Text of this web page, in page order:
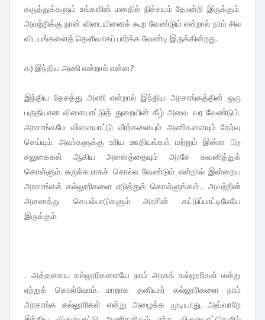
கருத்துக்களும் உங்களின் மனதில் நிச்சயம் தோன்றி இருக்கும்.
அவற்றிக்கு நான் விடையினைக் கூற வேண்டும் என்றால் நாம் சில
விடயங்களைத் தெளிவாகப் பார்க்க வேண்டி இருக்கின்றது.
௧) இந்திய அணி என்றால் என்ன?
இந்திய தேசத்து அணி என்றால் இந்திய அரசாங்கத்தின் ஒரு
பகுதியான விளையாட்டுத் துறையின் கீழ் அவை வர வேண்டும்.
அரசாங்கமே விளையாட்டு வீரர்களையும் அணிகளையும் தேர்வு
செய்யும். அவர்களுக்கு உரிய ஊதியங்கள் மற்றும் இன்ன பிற
சலுகைகள் ஆகிய அனைத்தையும் அரசே கவனித்துக்
கொள்ளும். சுருக்கமாகச் சொல்ல வேண்டும் என்றால் இன்றைய
அரசாங்கக் கல்லூரிகளை எடுத்துக் கொள்ளுங்கள்... அவற்றின்
அனைத்து செயல்பாடுகளும் அரசின் கட்டுப்பாட்டிலேயே
இருக்கும்.
.. அத்தகைய கல்லூரிகளையே நாம் அரசுக் கல்லூரிகள் என்று
ஏற்றுக் கொள்வோம். மாறாக தனியார் கல்லூரிகளை நாம்
அரசாங்க கல்லூரிகள் என்று அழைக்க முடியாது. அவ்வாறே